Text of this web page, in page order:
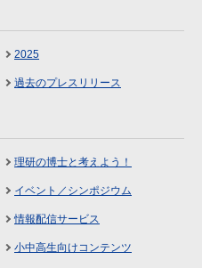
2025
過去のプレスリリース
理研の博士と考えよう！
イベント／シンポジウム
情報配信サービス
小中高生向けコンテンツ